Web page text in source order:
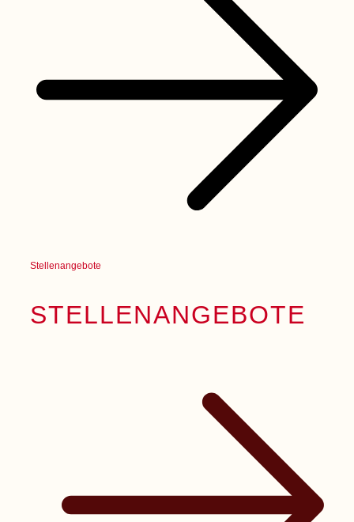
Stellenangebote
STELLEN­ANGEBOTE